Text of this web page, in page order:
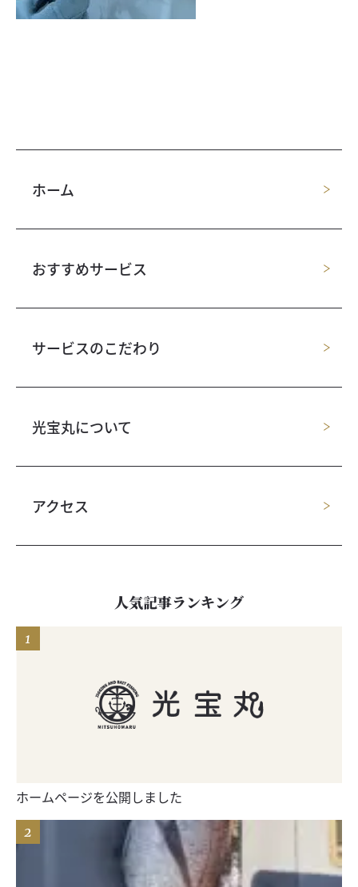
ホーム
おすすめサービス
サービスのこだわり
光宝丸について
アクセス
人気記事ランキング
ホームページを公開しました